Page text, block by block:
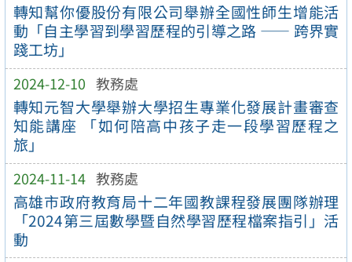
轉知幫你優股份有限公司舉辦全國性師生增能活
動「自主學習到學習歷程的引導之路 —— 跨界實
踐工坊」
2024-12-10 教務處
轉知元智大學舉辦大學招生專業化發展計畫審查
知能講座 「如何陪高中孩子走一段學習歷程之
旅」
2024-11-14 教務處
高雄市政府教育局十二年國教課程發展團隊辦理
「2024第三屆數學暨自然學習歷程檔案指引」活
動